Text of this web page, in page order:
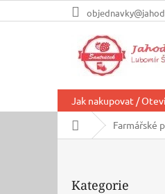
na
Jak nakupovat /
Domů
Farmářské
kategorie
Kategorie